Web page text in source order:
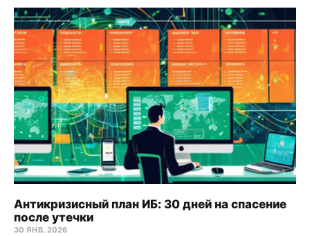
Антикризисный план ИБ: 30 дней на спасение
после утечки
30 ЯНВ. 2026